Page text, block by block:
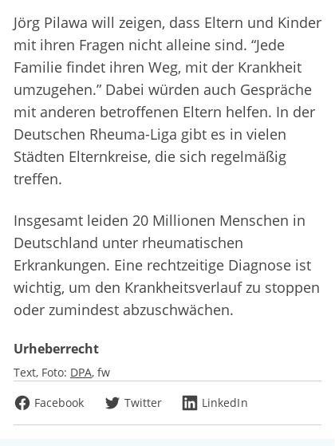
Jörg Pilawa will zeigen, dass Eltern und Kinder
mit ihren Fragen nicht alleine sind. “Jede
Familie findet ihren Weg, mit der Krankheit
umzugehen.” Dabei würden auch Gespräche
mit anderen betroffenen Eltern helfen. In der
Deutschen Rheuma-Liga gibt es in vielen
Städten Elternkreise, die sich regelmäßig
treffen.
Insgesamt leiden 20 Millionen Menschen in
Deutschland unter rheumatischen
Erkrankungen. Eine rechtzeitige Diagnose ist
wichtig, um den Krankheitsverlauf zu stoppen
oder zumindest abzuschwächen.
Urheberrecht
Text, Foto: DPA fw
Facebook
Twitter LinkedIn